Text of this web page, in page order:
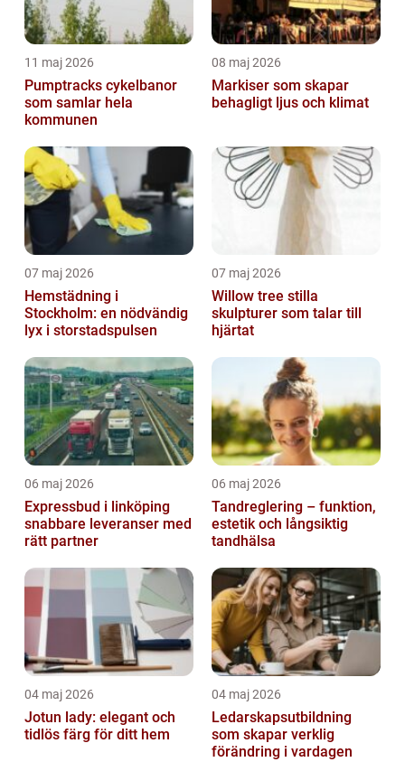
11 maj 2026
Pumptracks cykelbanor
som samlar hela
kommunen
08 maj 2026
Markiser som skapar
behagligt ljus och klimat
07 maj 2026
Hemstädning i
Stockholm: en nödvändig
lyx i storstadspulsen
07 maj 2026
Willow tree stilla
skulpturer som talar till
hjärtat
06 maj 2026
Expressbud i linköping
snabbare leveranser med
rätt partner
06 maj 2026
Tandreglering – funktion,
estetik och långsiktig
tandhälsa
04 maj 2026
Jotun lady: elegant och
tidlös färg för ditt hem
04 maj 2026
Ledarskapsutbildning
som skapar verklig
förändring i vardagen